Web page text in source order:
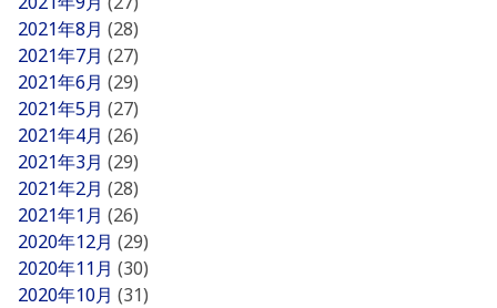
2021年8月 (28)
2021年7月 (27)
2021年6月 (29)
2021年5月 (27)
2021年4月 (26)
2021年3月 (29)
2021年2月 (28)
2021年1月 (26)
2020年12月 (29)
2020年11月 (30)
2020年10月 (31)